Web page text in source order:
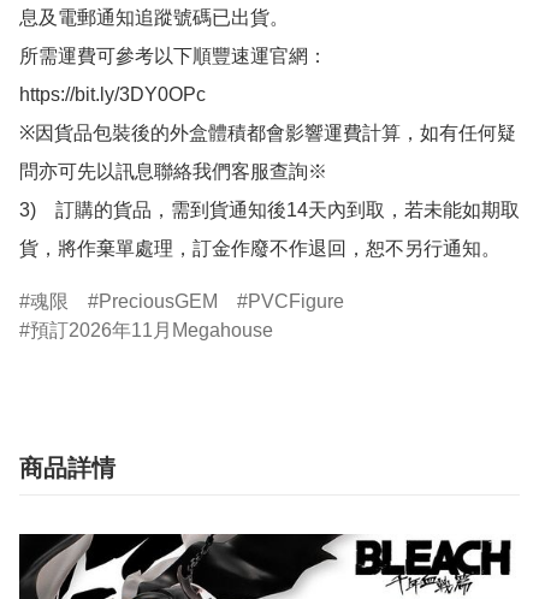
息及電郵通知追蹤號碼已出貨。
所需運費可參考以下順豐速運官網：
https://bit.ly/3DY0OPc
※因貨品包裝後的外盒體積都會影響運費計算，如有任何疑
問亦可先以訊息聯絡我們客服查詢※
3)　訂購的貨品，需到貨通知後14天內到取，若未能如期取
貨，將作棄單處理，訂金作廢不作退回，恕不另行通知。
魂限 PreciousGEM
PVCFigure
預訂2026年11月Megahouse
商品詳情